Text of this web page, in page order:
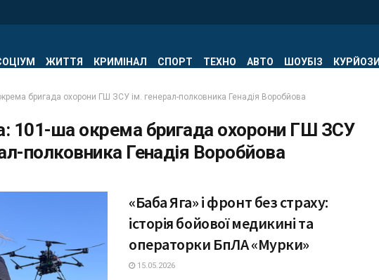
ЖИТТЯ КРИМІНАЛ СПОРТ ТЕХНО АВТО ШОУБІЗ КУРЙОЗИ
бригада охорони ГШ ЗСУ ім. генерал-полковника Генадія Воробйова
101-ша окрема бригада охорони ГШ ЗСУ
полковника Генадія Воробйова
«Баба Яга» і фронт без страху:
історія бойової медикині та
операторки БпЛА «Мурки»
15.05.2026